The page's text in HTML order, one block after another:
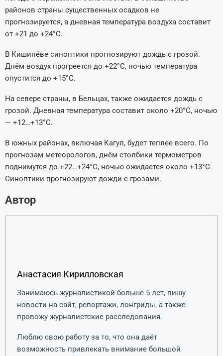
районов страны существенных осадков не
прогнозируется, а дневная температура воздуха составит
от +21 до +24°C.
В Кишинёве синоптики прогнозируют дождь с грозой.
Днём воздух прогреется до +22°C, ночью температура
опустится до +15°C.
На севере страны, в Бельцах, также ожидается дождь с
грозой. Дневная температура составит около +20°C, ночью
— +12…+13°C.
В южных районах, включая Кагул, будет теплее всего. По
прогнозам метеорологов, днём столбики термометров
поднимутся до +22…+24°C, ночью ожидается около +13°C.
Синоптики прогнозируют дожди с грозами.
Автор
Анастасия Кирилловская
Занимаюсь журналистикой больше 5 лет, пишу
новости на сайт, репортажи, лонгриды, а также
провожу журналистские расследования.
Люблю свою работу за то, что она даёт
возможность привлекать внимание большой